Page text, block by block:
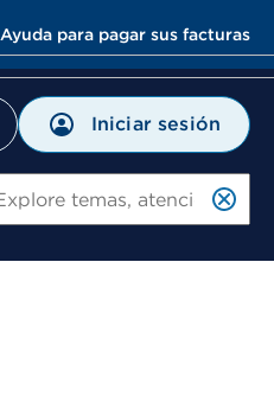
Ayuda para pagar sus facturas
Iniciar sesión